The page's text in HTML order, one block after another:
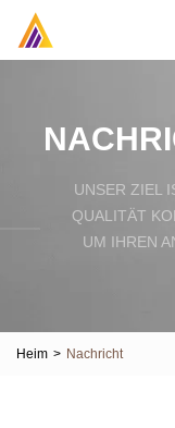
UNSER ZIEL
QUALITÄT
UM IHREN
Heim > Nachricht